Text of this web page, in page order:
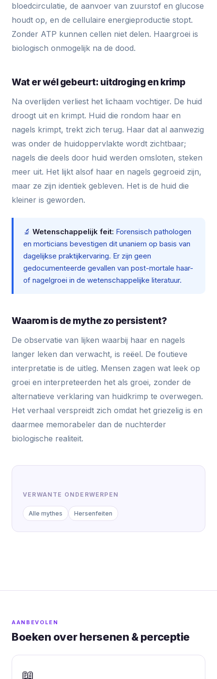
bloedcirculatie, de aanvoer van zuurstof en glucose
houdt op, en de cellulaire energieproductie stopt.
Zonder ATP kunnen cellen niet delen. Haargroei is
biologisch onmogelijk na de dood.
Wat er wél gebeurt: uitdroging en krimp
Na overlijden verliest het lichaam vochtiger. De huid
droogt uit en krimpt. Huid die rondom haar en
nagels krimpt, trekt zich terug. Haar dat al aanwezig
was onder de huidoppervlakte wordt zichtbaar;
nagels die deels door huid werden omsloten, steken
meer uit. Het lijkt alsof haar en nagels gegroeid zijn,
maar ze zijn identiek gebleven. Het is de huid die
kleiner is geworden.
🔬 Wetenschappelijk feit: Forensisch pathologen
en morticians bevestigen dit unaniem op basis van
dagelijkse praktijkervaring. Er zijn geen
gedocumenteerde gevallen van post-mortale haar-
of nagelgroei in de wetenschappelijke literatuur.
Waarom is de mythe zo persistent?
De observatie van lijken waarbij haar en nagels
langer leken dan verwacht, is reëel. De foutieve
interpretatie is de uitleg. Mensen zagen wat leek op
groei en interpreteerden het als groei, zonder de
alternatieve verklaring van huidkrimp te overwegen.
Het verhaal verspreidt zich omdat het griezelig is en
daarmee memorabeler dan de nuchterder
biologische realiteit.
VERWANTE ONDERWERPEN
Alle mythes Hersenfeiten
AANBEVOLEN
Boeken over hersenen & perceptie
📖